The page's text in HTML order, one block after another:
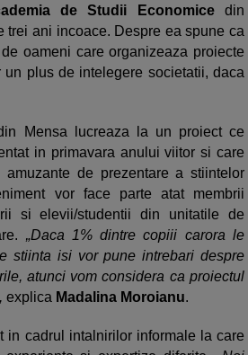
de Studii Economicedin
trei ani incoace. Despre ea spune ca
oameni care organizeaza proiecte
un plus de intelegere societatii, daca
Mensa lucreaza la un proiect ce
in primavara anului viitor si care
de prezentare a stiintelor
vor face parte atat membrii
si elevii/studentii din unitatile de
„Daca 1% dintre copiii carora le
stiinta isi vor pune intrebari despre
atunci vom considera ca proiectul
explica Madalina Moroianu.
in cadrul intalnirilor informale la care